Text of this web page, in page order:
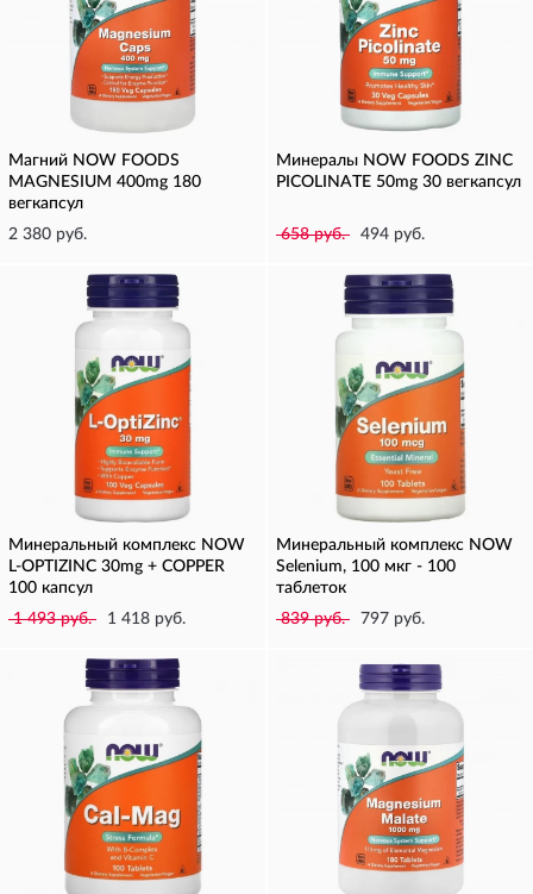
Магний NOW FOODS
MAGNESIUM 400mg 180
вегкапсул
2 380 руб.
Минералы NOW FOODS ZINC
PICOLINATE 50mg 30 вегкапсул
658 руб. 494 руб.
Минеральный комплекс NOW
L-OPTIZINC 30mg + COPPER
100 капсул
1 493 руб.
1 418 руб.
Минеральный комплекс NOW
Selenium, 100 мкг - 100
таблеток
839 руб.
797 руб.